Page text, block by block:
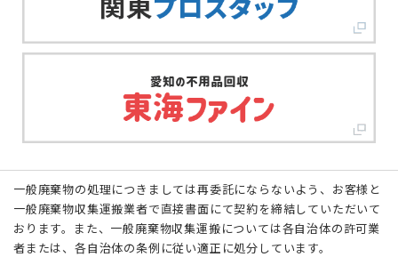
一般廃棄物の処理につきましては再委託にならないよう、お客様と
一般廃棄物収集運搬業者で直接書面にて契約を締結していただいて
おります。また、一般廃棄物収集運搬については各自治体の許可業
者または、各自治体の条例に従い適正に処分しています。